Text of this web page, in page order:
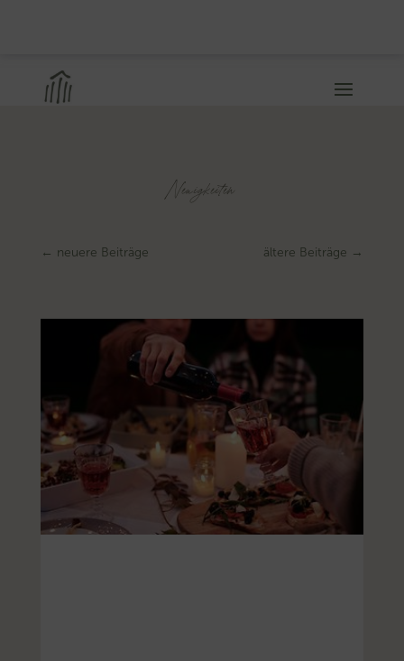
Neuigkeiten
← neuere Beiträge ältere Beiträge →